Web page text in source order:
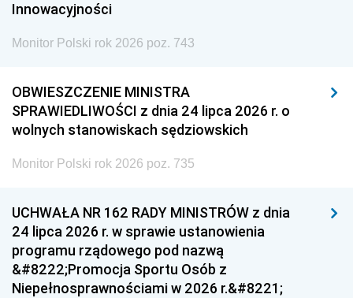
Innowacyjności
Monitor Polski rok 2026 poz. 743
OBWIESZCZENIE MINISTRA
SPRAWIEDLIWOŚCI z dnia 24 lipca 2026 r. o
wolnych stanowiskach sędziowskich
Monitor Polski rok 2026 poz. 735
UCHWAŁA NR 162 RADY MINISTRÓW z dnia
24 lipca 2026 r. w sprawie ustanowienia
programu rządowego pod nazwą
&#8222;Promocja Sportu Osób z
Niepełnosprawnościami w 2026 r.&#8221;